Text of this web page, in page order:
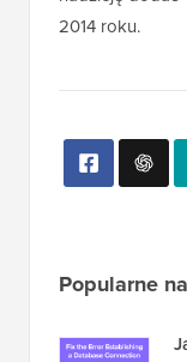
2014 roku.
Popularne